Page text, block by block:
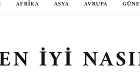
AFRIKA ASYA AVRUPA
İYI